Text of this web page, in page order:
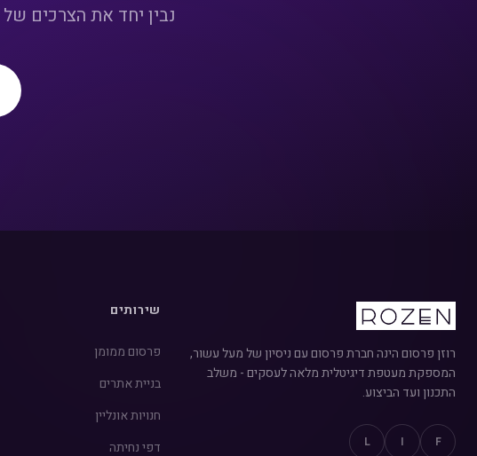
נבין יחד את הצרכים
רוזן פרסום הינה חברת פרסום עם ניסיון של מעל עשור,
המספקת מעטפת דיגיטלית מלאה לעסקים - משלב
התכנון ועד הביצוע.
F
I
L
שירותים
פרסום ממומן
בניית אתרים
חנויות אונליין
דפי נחיתה